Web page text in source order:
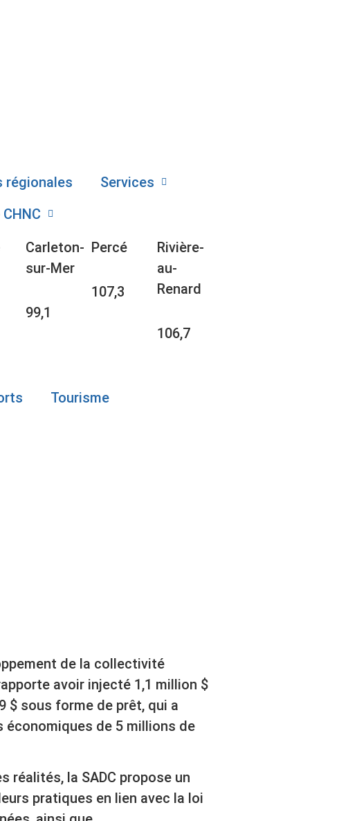
régionales
Services
Carleton-
sur-Mer
99,1
Percé
107,3
Rivière-
au-
Renard
106,7
Tourisme
de la collectivité
avoir injecté 1,1 million $
$ sous forme de prêt, qui a
économiques de 5 millions de
réalités, la SADC propose un
pratiques en lien avec la loi